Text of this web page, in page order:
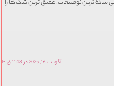
ساده ترین توضیحات، عمیق ترین شک ها را
آگوست 16, 2025 در 11:48 ق.ظ